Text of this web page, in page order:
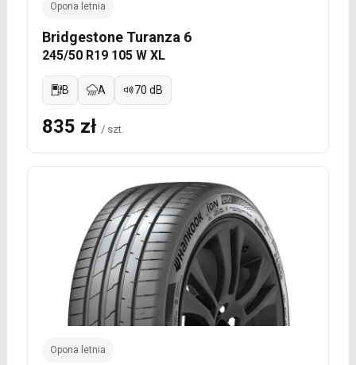
Opona letnia
Bridgestone Turanza 6
245/50 R19 105 W XL
B A 70 dB
835 zł / szt.
Opona letnia